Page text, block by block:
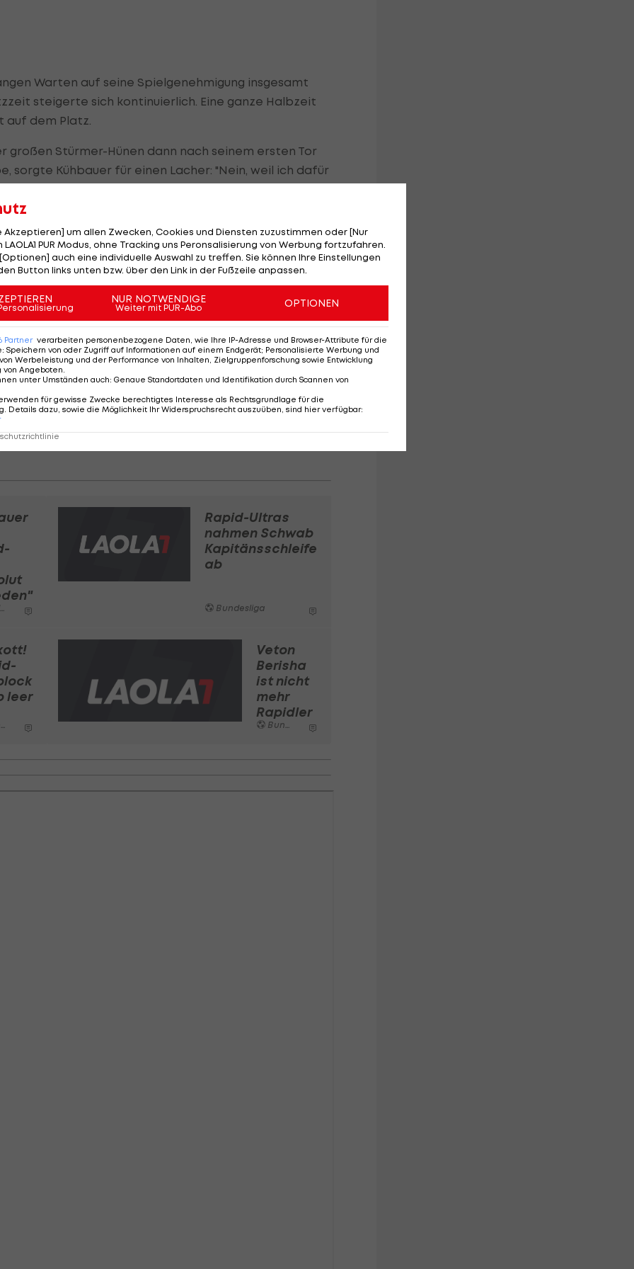
Warten auf seine Spielgenehmigung insgesamt
steigerte sich kontinuierlich. Eine ganze Halbzeit
auf dem Platz.
großen Stürmer-Hünen dann nach seinem ersten Tor
sorgte Kühbauer für einen Lacher: "Nein, weil ich dafür
ja auch runterkommen - das ist ja kein Problem."
Grün-Weißen dann auch sehr gut auf die Eventualität
im Netz zappelte bekam der Afrikaner gleich seine
Toe" mit dem Ohrwurm aus dem Jahr 1996 im Refrain
den Vornamen der neuen Rapid-Hoffnung erinnert.
Ohrwurm hin oder her - sich glücklich schätzen, wenn
es hier im VIDEO:
Rapid-Ultras
nahmen Schwab
Kapitänsschleife
ab
Bundesliga
leer
Veton
Berisha
ist nicht
mehr
Rapidler
Bundesliga
Akzeptieren] um allen Zwecken, Cookies und Diensten zuzustimmen oder [Nur
PUR Modus, ohne Tracking uns Peronsalisierung von Werbung fortzufahren.
auch eine individuelle Auswahl zu treffen. Sie können Ihre Einstellungen
Button links unten bzw. über den Link in der Fußzeile anpassen.
NUR NOTWENDIGE
Weiter mit PUR-Abo OPTIONEN
Partner verarbeiten personenbezogene Daten, wie Ihre IP-Adresse und Browser-Attribute für die
: Speichern von oder Zugriff auf Informationen auf einem Endgerät; Personalisierte Werbung und
Werbeleistung und der Performance von Inhalten, Zielgruppenforschung sowie Entwicklung
von Angeboten.
unter Umständen auch: Genaue Standortdaten und Identifikation durch Scannen von
für gewisse Zwecke berechtigtes Interesse als Rechtsgrundlage für die
Details dazu, sowie die Möglichkeit Ihr Widerspruchsrecht auszuüben, sind hier verfügbar: